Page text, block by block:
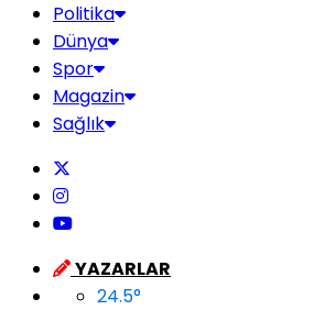
Politika
Dünya
Spor
Magazin
Sağlık
YAZARLAR
24.5°